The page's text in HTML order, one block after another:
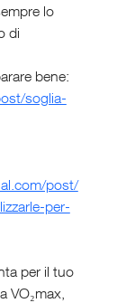
lo
di
bene:
soglia-
post/
per-
per il tuo
VO₂max,